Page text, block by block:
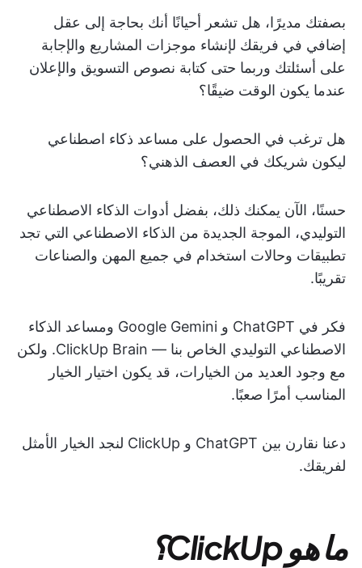
بصفتك مديرًا، هل تشعر أحيانًا أنك بحاجة إلى عقل
إضافي في فريقك لإنشاء موجزات المشاريع والإجابة
على أسئلتك وربما حتى كتابة نصوص التسويق والإعلان
عندما يكون الوقت ضيقًا؟
هل ترغب في الحصول على مساعد ذكاء اصطناعي
ليكون شريكك في العصف الذهني؟
حسنًا، الآن يمكنك ذلك، بفضل أدوات الذكاء الاصطناعي
التوليدي، الموجة الجديدة من الذكاء الاصطناعي التي تجد
تطبيقات وحالات استخدام في جميع المهن والصناعات
تقريبًا.
فكر في ChatGPT و Google Gemini ومساعد الذكاء
الاصطناعي التوليدي الخاص بنا — ClickUp Brain. ولكن
مع وجود العديد من الخيارات، قد يكون اختيار الخيار
المناسب أمرًا صعبًا.
دعنا نقارن بين ChatGPT و ClickUp لنجد الخيار الأمثل
لفريقك.
ما هو ClickUp؟